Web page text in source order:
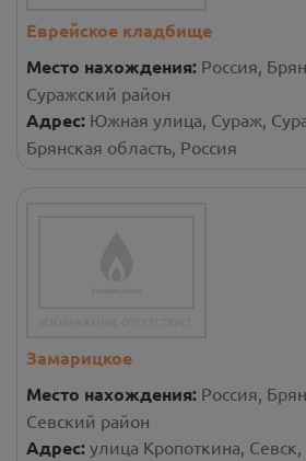
Еврейское кладбище
Место нахождения: Россия,
Суражский район
Адрес: Южная улица, Сураж,
Брянская область, Россия
Замарицкое
Место нахождения: Россия,
Севский район
Адрес: улица Кропоткина,